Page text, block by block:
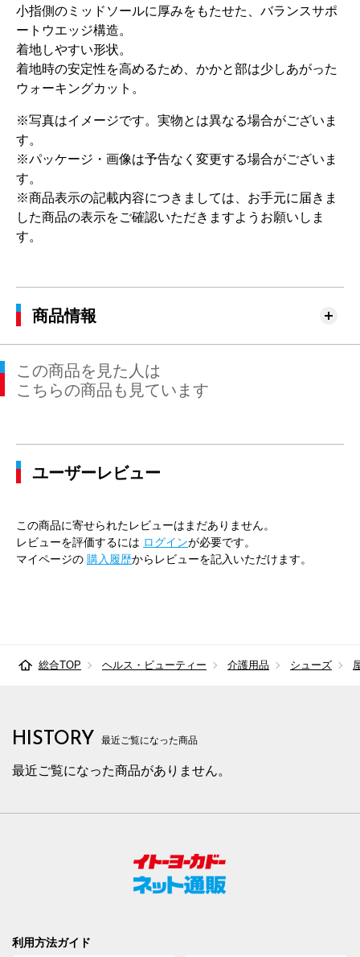
小指側のミッドソールに厚みをもたせた、バランスサポ
ートウエッジ構造。
着地しやすい形状。
着地時の安定性を高めるため、かかと部は少しあがった
ウォーキングカット。
※写真はイメージです。実物とは異なる場合がございま
す。
※パッケージ・画像は予告なく変更する場合がございま
す。
※商品表示の記載内容につきましては、お手元に届きま
した商品の表示をご確認いただきますようお願いしま
す。
商品情報
この商品を見た人は
こちらの商品も見ています
ユーザーレビュー
この商品に寄せられたレビューはまだありません。
レビューを評価するには ログインが必要です。
マイページの 購入履歴からレビューを記入いただけます。
総合TOP ヘルス・ビューティー 介護用品 シューズ
HISTORY 最近ご覧になった商品
最近ご覧になった商品がありません。
利用方法ガイド